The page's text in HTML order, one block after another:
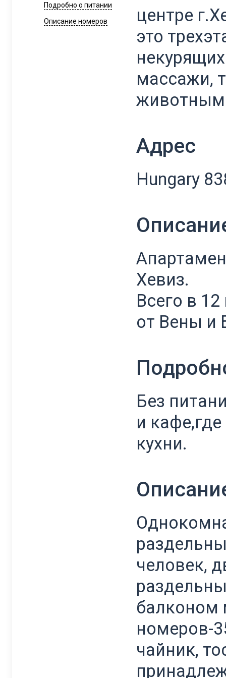
Подробно о питании
Описание номеров
центре
это
массажи,
Адрес
Hungary
Хевиз.
Всего в
от Вены и
Без
и
кухни.
человек,
балконом
номеров-
чайник,